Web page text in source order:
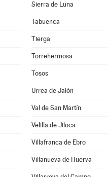
Sierra de Luna
Tabuenca
Tierga
Torrehermosa
Tosos
Urrea de Jalón
Val de San Martín
Velilla de Jiloca
Villafranca de Ebro
Villanueva de Huerva